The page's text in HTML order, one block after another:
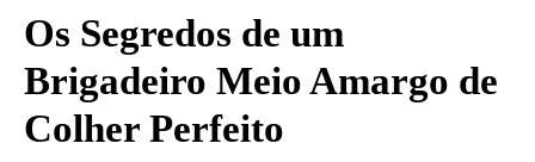
Os Segredos de um
Brigadeiro Meio Amargo de
Colher Perfeito